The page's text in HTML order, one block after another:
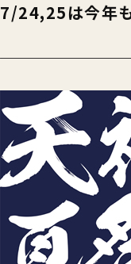
7/24,25は今年